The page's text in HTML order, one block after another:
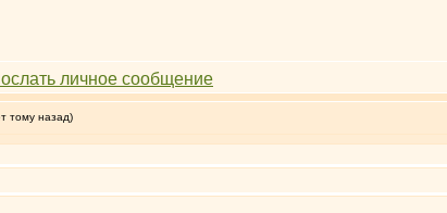
тому назад)